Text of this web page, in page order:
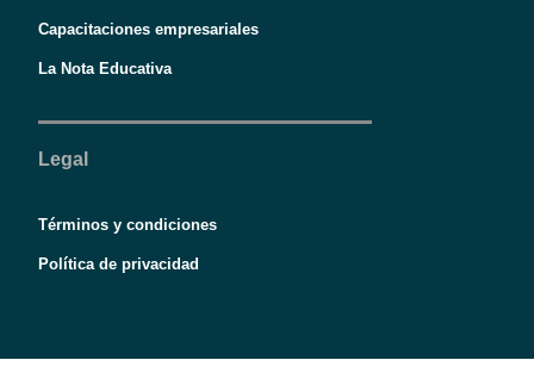
Capacitaciones empresariales
La Nota Educativa
Legal
Términos y condiciones
Política de privacidad